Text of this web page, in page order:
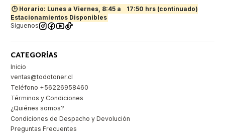
🕒 Horario: Lunes a Viernes, 8:45 a
17:50 hrs (continuado)
Estacionamientos Disponibles
Síguenos
CATEGORÍAS
Inicio
ventas@todotoner.cl
Teléfono +56226958460
Términos y Condiciones
¿Quiénes somos?
Condiciones de Despacho y Devolución
Preguntas Frecuentes